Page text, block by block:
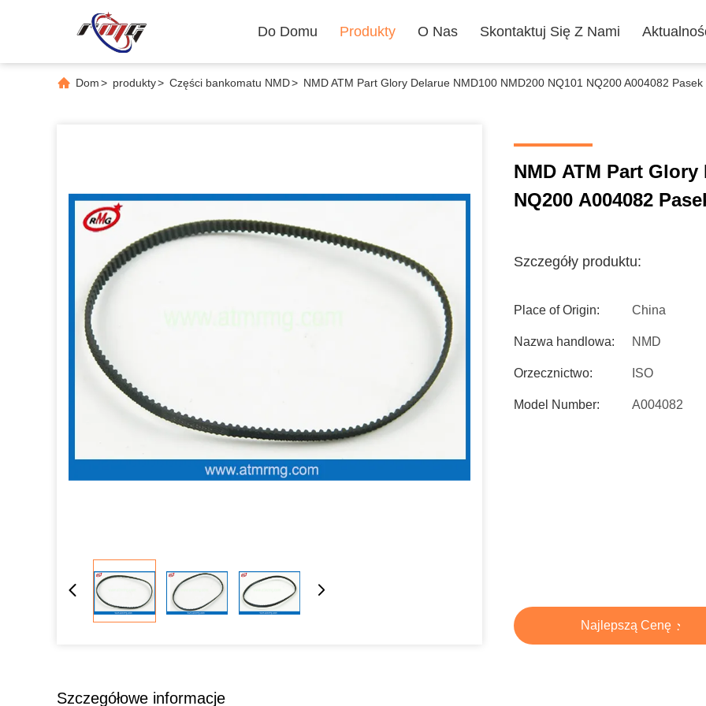
Do Domu Produkty O Nas Skontaktuj Się Z Nami
Dom> produkty> Części bankomatu NMD> NMD ATM Part Glory Delarue NMD100 NMD200 NQ101 NQ200 A004082 Pasek
NMD ATM Part Glory
NQ200 A004082
Szczegóły produktu:
Place of Origin: China
Nazwa handlowa: NMD
Orzecznictwo: ISO
Model Number: A004082
Najlepszą Cenę
Szczegółowe informacje